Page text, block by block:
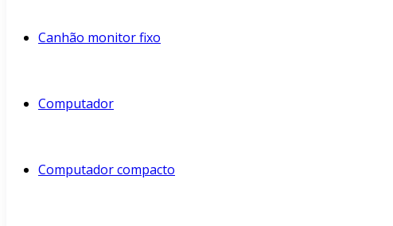
Canhão monitor fixo
Computador
Computador compacto